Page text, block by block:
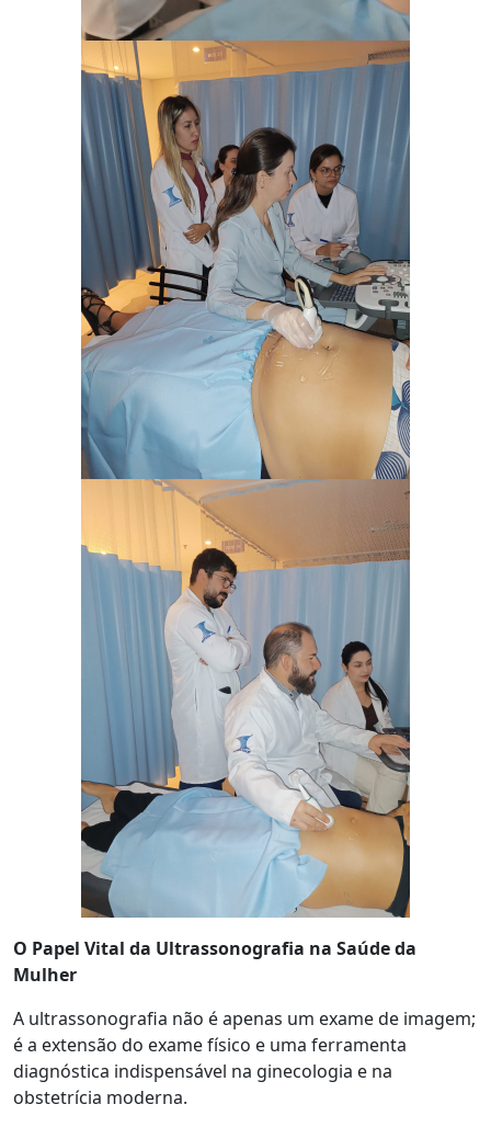
O Papel Vital da Ultrassonografia na Saúde da
Mulher
A ultrassonografia não é apenas um exame de imagem;
é a extensão do exame físico e uma ferramenta
diagnóstica indispensável na ginecologia e na
obstetrícia moderna.